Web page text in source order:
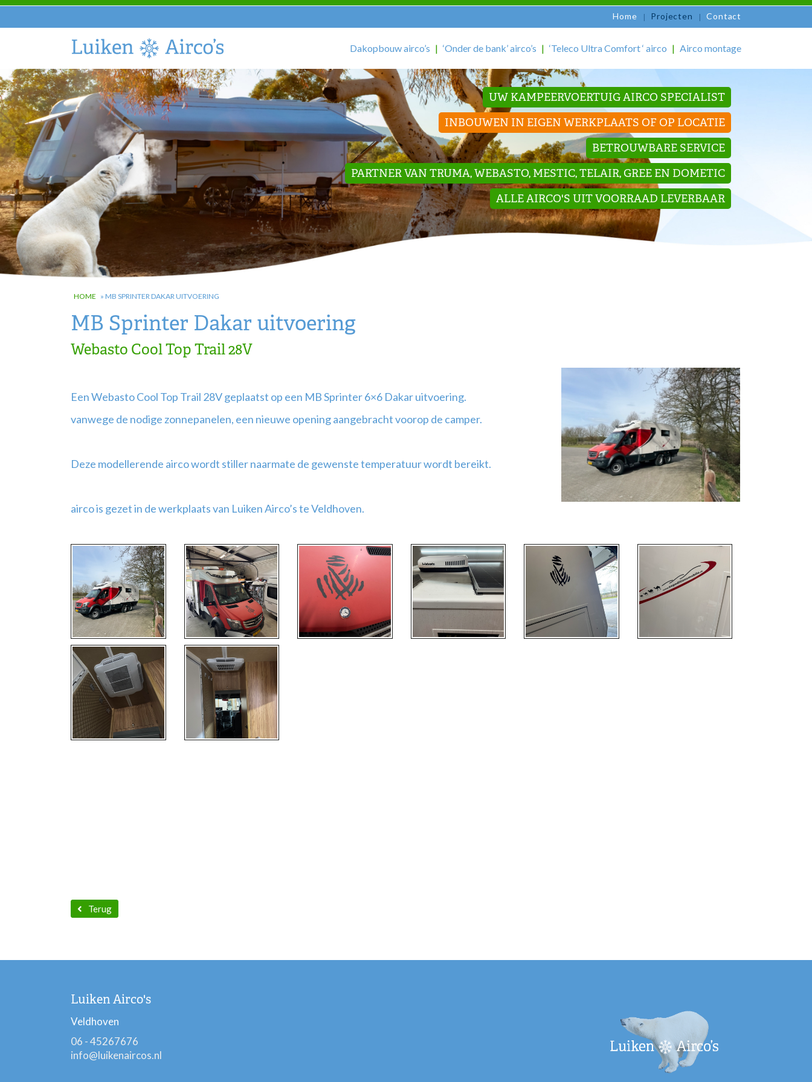
Home Projecten Contact
Dakopbouw airco’s ‘Onder de bank’ airco’s ‘Teleco Ultra Comfort ‘ airco Airco montage
UW KAMPEERVOERTUIG AIRCO SPECIALIST
INBOUWEN IN EIGEN WERKPLAATS OF OP LOCATIE
BETROUWBARE SERVICE
PARTNER VAN TRUMA, WEBASTO, MESTIC, TELAIR, GREE EN DOMETIC
ALLE AIRCO'S UIT VOORRAAD LEVERBAAR
HOME » MB SPRINTER DAKAR UITVOERING
MB Sprinter Dakar uitvoering
Webasto Cool Top Trail 28V
Een Webasto Cool Top Trail 28V geplaatst op een MB Sprinter 6×6 Dakar uitvoering.
vanwege de nodige zonnepanelen, een nieuwe opening aangebracht voorop de camper.
Deze modellerende airco wordt stiller naarmate de gewenste temperatuur wordt bereikt.
airco is gezet in de werkplaats van Luiken Airco’s te Veldhoven.
Terug
Luiken Airco's
Veldhoven
06 - 45267676
info@luikenaircos.nl